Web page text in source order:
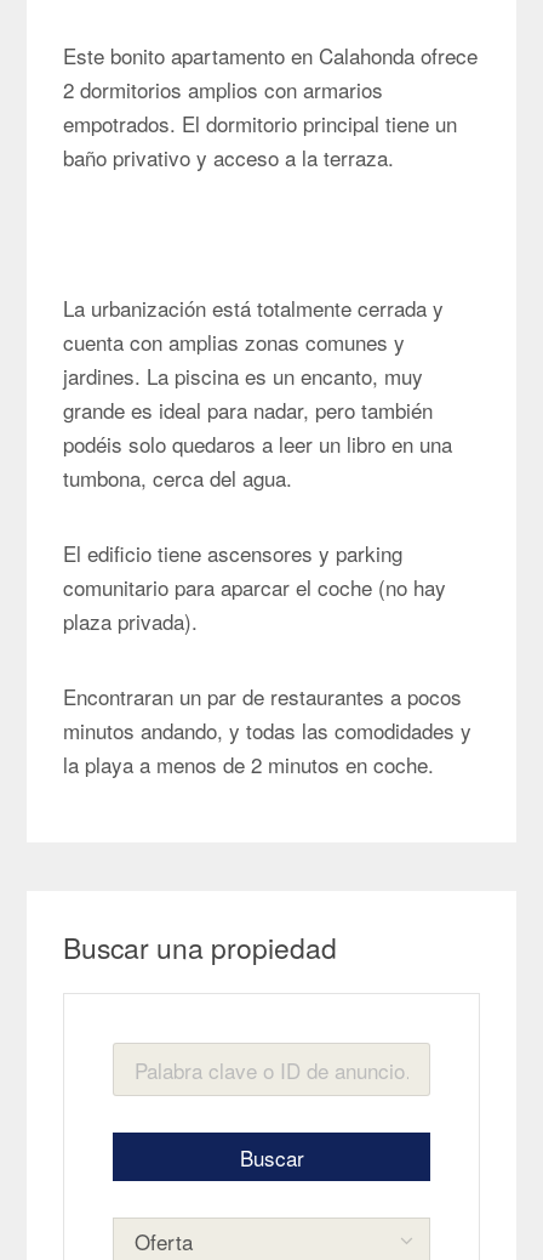
Este bonito apartamento en Calahonda ofrece
2 dormitorios amplios con armarios
empotrados. El dormitorio principal tiene un
baño privativo y acceso a la terraza.
La urbanización está totalmente cerrada y
cuenta con amplias zonas comunes y
jardines. La piscina es un encanto, muy
grande es ideal para nadar, pero también
podéis solo quedaros a leer un libro en una
tumbona, cerca del agua.
El edificio tiene ascensores y parking
comunitario para aparcar el coche (no hay
plaza privada).
Encontraran un par de restaurantes a pocos
minutos andando, y todas las comodidades y
la playa a menos de 2 minutos en coche.
Buscar una propiedad